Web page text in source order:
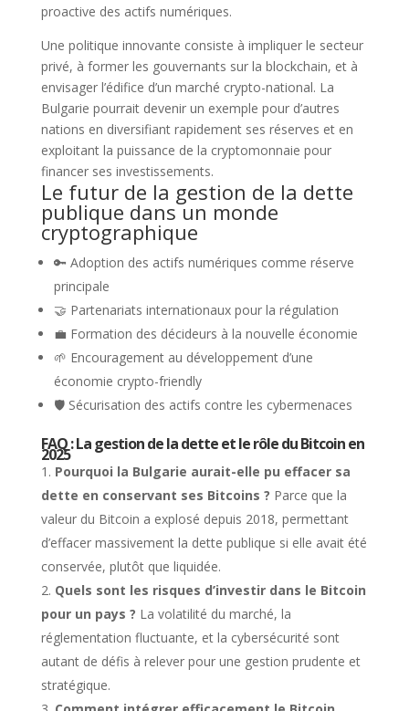
proactive des actifs numériques.
Une politique innovante consiste à impliquer le secteur
privé, à former les gouvernants sur la blockchain, et à
envisager l’édifice d’un marché crypto-national. La
Bulgarie pourrait devenir un exemple pour d’autres
nations en diversifiant rapidement ses réserves et en
exploitant la puissance de la cryptomonnaie pour
financer ses investissements.
Le futur de la gestion de la dette
publique dans un monde
cryptographique
🔑 Adoption des actifs numériques comme réserve
principale
🤝 Partenariats internationaux pour la régulation
💼 Formation des décideurs à la nouvelle économie
🌱 Encouragement au développement d’une
économie crypto-friendly
🛡️ Sécurisation des actifs contre les cybermenaces
FAQ : La gestion de la dette et le rôle du Bitcoin en
2025
Pourquoi la Bulgarie aurait-elle pu effacer sa
dette en conservant ses Bitcoins ? Parce que la
valeur du Bitcoin a explosé depuis 2018, permettant
d’effacer massivement la dette publique si elle avait été
conservée, plutôt que liquidée.
Quels sont les risques d’investir dans le Bitcoin
pour un pays ? La volatilité du marché, la
réglementation fluctuante, et la cybersécurité sont
autant de défis à relever pour une gestion prudente et
stratégique.